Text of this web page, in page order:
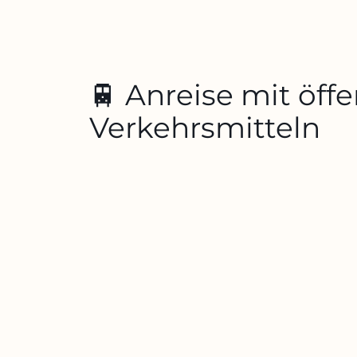
🚆 Anreise mit
Verkehrsmitteln